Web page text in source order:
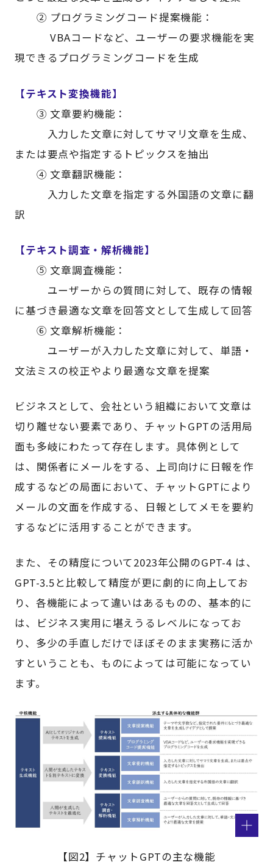
② プログラミングコード提案機能：
VBAコードなど、ユーザーの要求機能を実
現できるプログラミングコードを生成
【テキスト変換機能】
③ 文章要約機能：
入力した文章に対してサマリ文章を生成、
または要点や指定するトピックスを抽出
④ 文章翻訳機能：
入力した文章を指定する外国語の文章に翻
訳
【テキスト調査・解析機能】
⑤ 文章調査機能：
ユーザーからの質問に対して、既存の情報
に基づき最適な文章を回答文として生成して回答
⑥ 文章解析機能：
ユーザーが入力した文章に対して、単語・
文法ミスの校正やより最適な文章を提案
ビジネスとして、会社という組織において文章は
切り離せない要素であり、チャットGPTの活用局
面も多岐にわたって存在します。具体例として
は、関係者にメールをする、上司向けに日報を作
成するなどの局面において、チャットGPTにより
メールの文面を作成する、日報としてメモを要約
するなどに活用することができます。
また、その精度について2023年公開のGPT-4 は、
GPT-3.5と比較して精度が更に劇的に向上してお
り、各機能によって違いはあるものの、基本的に
は、ビジネス実用に堪えうるレベルになってお
り、多少の手直しだけでほぼそのまま実務に活か
すということも、ものによっては可能になってい
ます。
【図2】チャットGPTの主な機能